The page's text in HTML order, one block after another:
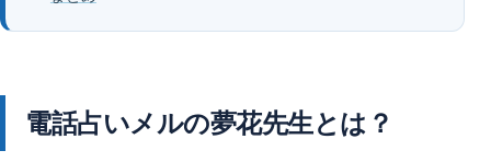
電話占いメルの夢花先生とは？